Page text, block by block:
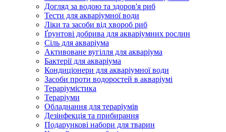
Догляд за водою та здоров'я риб
Тести для акваріумної води
Ліки та засоби від хвороб риб
Ґрунтові добрива для акваріумних рослин
Сіль для акваріума
Активоване вугілля для акваріума
Бактерії для акваріума
Кондиціонери для акваріумної води
Засоби проти водоростей в акваріумі
Тераріумістика
Тераріуми
Обладнання для тераріумів
Дезінфекція та прибирання
Подарункові набори для тварин